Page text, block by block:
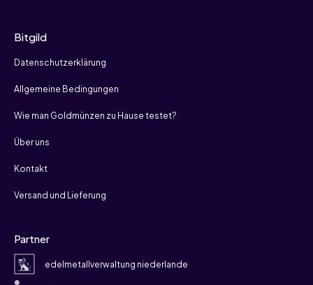
Bitgild
Datenschutzerklärung
Allgemeine Bedingungen
Wie man Goldmünzen zu Hause testet?
Über uns
Kontakt
Versand und Lieferung
Partner
edelmetallverwaltung niederlande